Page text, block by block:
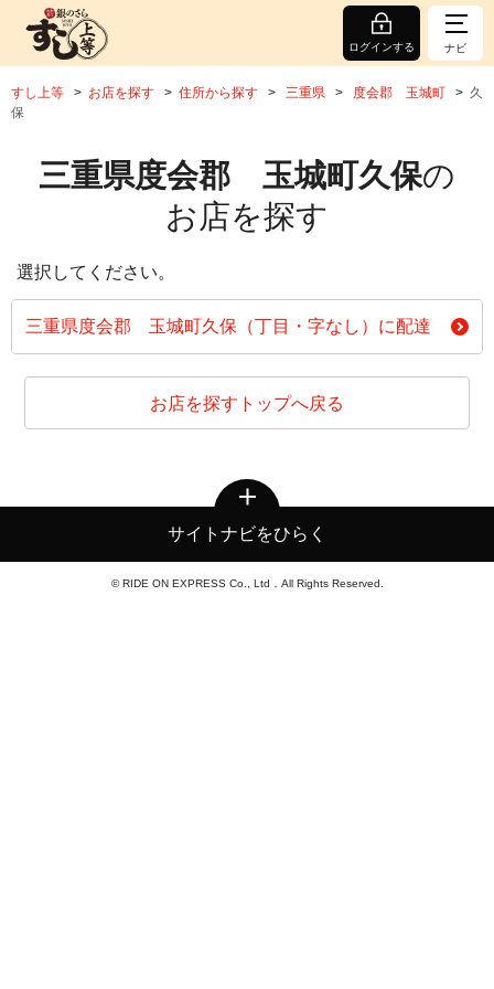
ログインする ナビ
すし上等 お店を探す 住所から探す 三重県 度会郡 玉城町
久
保
三重県度会郡 玉城町久保の
お店を探す
選択してください。
三重県度会郡 玉城町久保（丁目・字なし）に配達
お店を探すトップへ戻る
サイトナビをひらく
© RIDE ON EXPRESS Co., Ltd．All Rights Reserved.